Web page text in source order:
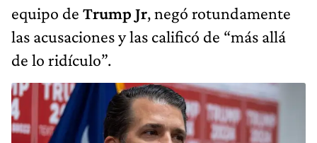
equipo de Trump Jr, negó rotundamente
las acusaciones y las calificó de “más allá
de lo ridículo”.